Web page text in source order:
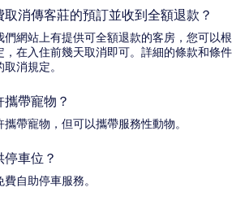
消傳客莊的預訂並收到全額退款？
們網站上有提供可全額退款的客房，您可以根
，在入住前幾天取消即可。詳細的條款和條件
消規定。
帶寵物？
帶寵物，但可以攜帶服務性動物。
車位？
自助停車服務。